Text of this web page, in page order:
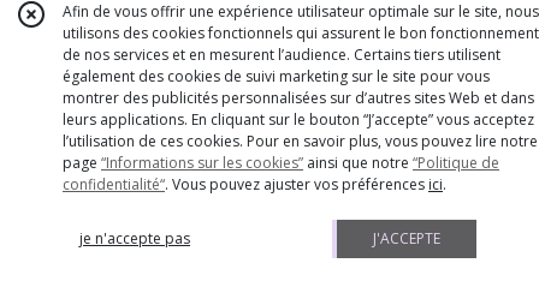
Afin de vous offrir une expérience utilisateur optimale sur le site, nous
utilisons des cookies fonctionnels qui assurent le bon fonctionnement
de nos services et en mesurent l’audience. Certains tiers utilisent
également des cookies de suivi marketing sur le site pour vous
montrer des publicités personnalisées sur d’autres sites Web et dans
leurs applications. En cliquant sur le bouton “J’accepte” vous acceptez
l’utilisation de ces cookies. Pour en savoir plus, vous pouvez lire notre
page “Informations sur les cookies” ainsi que notre “Politique de
confidentialité“. Vous pouvez ajuster vos préférences ici.
je n'accepte pas J'ACCEPTE